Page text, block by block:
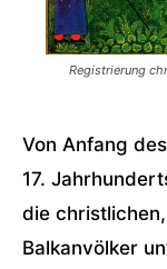
Registrierung
Von Anfang
17.
die
Balkanvölker